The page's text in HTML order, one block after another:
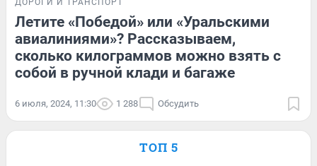
Летите «Победой» или «Уральскими
авиалиниями»? Рассказываем,
сколько килограммов можно взять с
собой в ручной клади и багаже
6 июля, 2024, 11:30 1 288 Обсудить
ТОП 5